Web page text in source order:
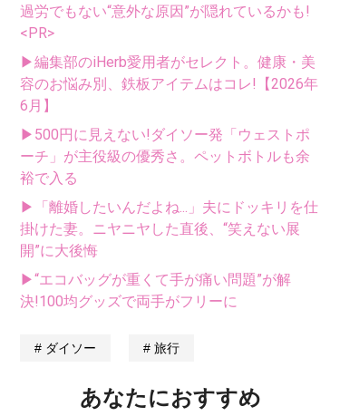
過労でもない“意外な原因”が隠れているかも!
<PR>
▶編集部のiHerb愛用者がセレクト。健康・美
容のお悩み別、鉄板アイテムはコレ!【2026年
6月】
▶500円に見えない!ダイソー発「ウェストポ
ーチ」が主役級の優秀さ。ペットボトルも余
裕で入る
▶「離婚したいんだよね...」夫にドッキリを仕
掛けた妻。ニヤニヤした直後、“笑えない展
開”に大後悔
▶“エコバッグが重くて手が痛い問題”が解
決!100均グッズで両手がフリーに
ダイソー 旅行
あなたにおすすめ